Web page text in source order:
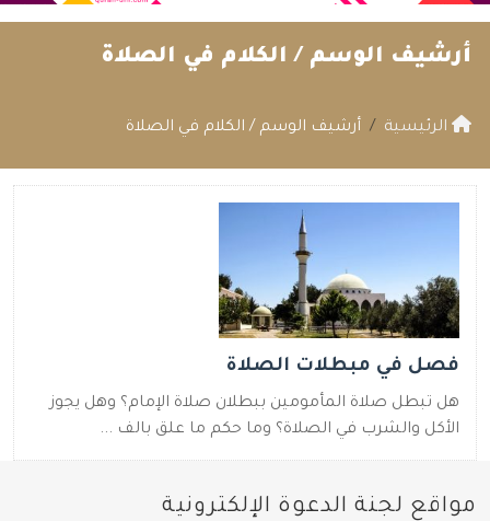
أرشيف الوسم / الكلام في الصلاة
الرئيسية أرشيف الوسم / الكلام في الصلاة
فصل في مبطلات الصلاة
هل تبطل صلاة المأمومين ببطلان صلاة الإمام؟ وهل يجوز
الأكل والشرب في الصلاة؟ وما حكم ما علق بالف ...
مواقع لجنة الدعوة الإلكترونية